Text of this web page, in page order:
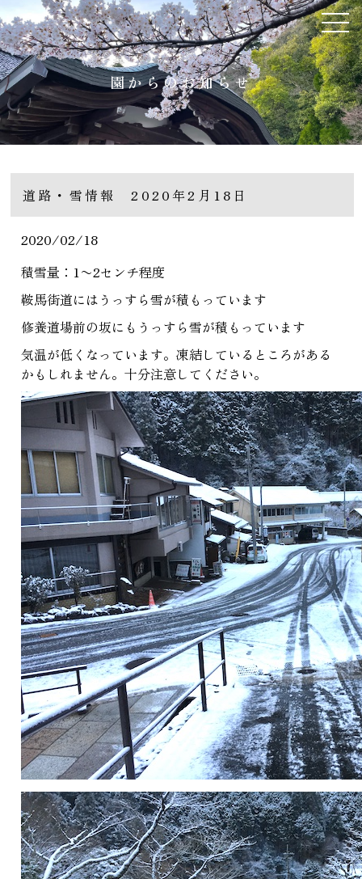
園からのお知らせ
道路・雪情報 2020年2月18日
2020/02/18
積雪量：1〜2センチ程度
鞍馬街道にはうっすら雪が積もっています
修養道場前の坂にもうっすら雪が積もっています
気温が低くなっています。凍結しているところがある
かもしれません。十分注意してください。